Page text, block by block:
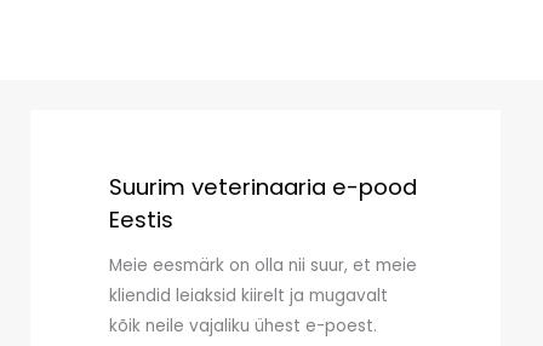
Suurim veterinaaria e-pood
Eestis
Meie eesmärk on olla nii suur, et meie
kliendid leiaksid kiirelt ja mugavalt
kõik neile vajaliku ühest e-poest.